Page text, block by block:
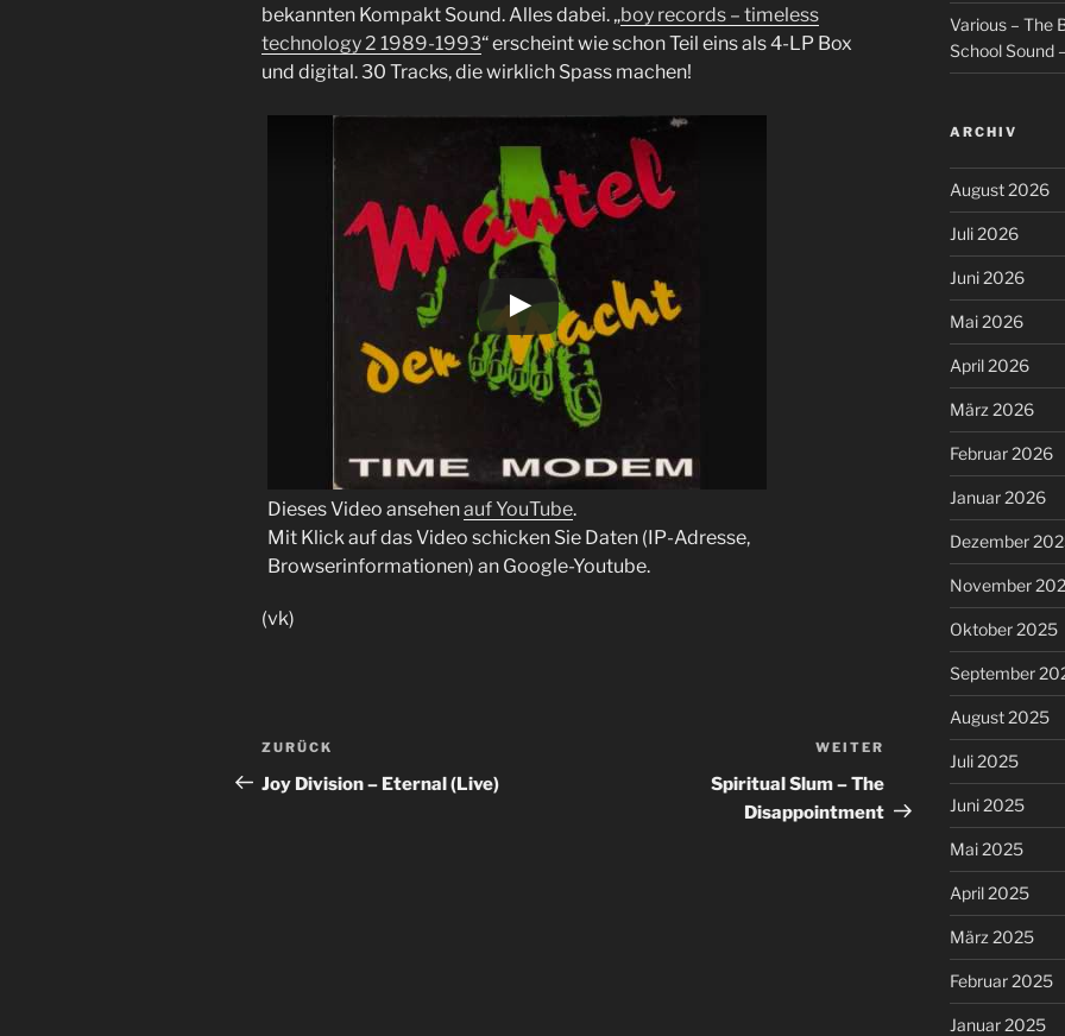
bekannten Kompakt Sound. Alles dabei. „boy records – timeless
technology 2 1989-1993“ erscheint wie schon Teil eins als 4-LP Box
und digital. 30 Tracks, die wirklich Spass machen!
Dieses Video ansehenauf YouTube.
Mit Klick auf das Video schicken Sie Daten (IP-Adresse,
Browserinformationen) an Google-Youtube.
(vk)
Beitragsnavigation
Vorheriger
Beitrag
ZURÜCK
Joy Division – Eternal (Live)
Nächster
Beitrag
WEITER
Spiritual Slum – The
Disappointment
Various – The
School Sound
ARCHIV
August 2026
Juli 2026
Juni 2026
Mai 2026
April 2026
März 2026
Februar 2026
Januar 2026
Dezember
November
Oktober 2025
September
August 2025
Juli 2025
Juni 2025
Mai 2025
April 2025
März 2025
Februar 2025
Januar 2025